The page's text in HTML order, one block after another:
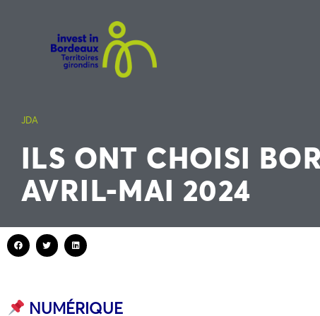
JDA
ILS ONT CHOISI
AVRIL-MAI 2024
NUMÉRIQUE